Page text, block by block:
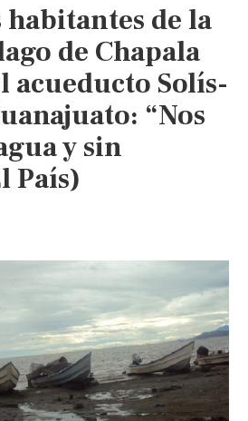
habitantes de la
de Chapala
acueducto Solís-
“Nos
y sin
País)